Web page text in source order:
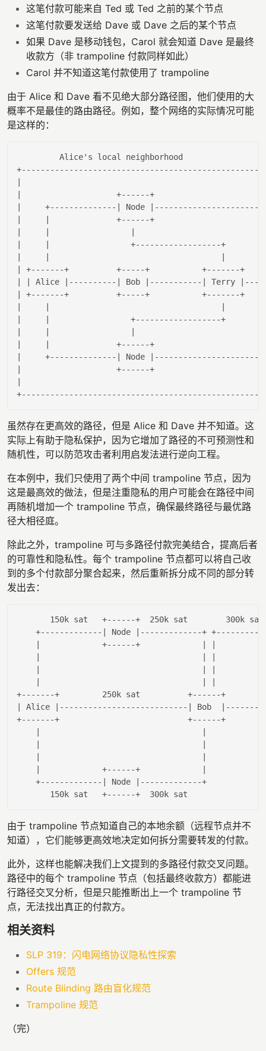
这笔付款可能来自 Ted 或 Ted 之前的某个节点
这笔付款要发送给 Dave 或 Dave 之后的某个节点
如果 Dave 是移动钱包，Carol 就会知道 Dave 是最终
收款方（非 trampoline 付款同样如此）
Carol 并不知道这笔付款使用了 trampoline
由于 Alice 和 Dave 看不见绝大部分路径图，他们使用的大
概率不是最佳的路由路径。例如，整个网络的实际情况可能
是这样的：
         Alice
's local neighborhood
|                                                  |
|                    +------+                      |
|     +--------------|
Node
|     |
              +------+
|
|                 |
|
|                 +------------------+       |
|     |
|       |
| +-------+          +-----+           +-------+   |
| |
Alice |----------| Bob |-----------| Terry
| +-------+          +-----+           +-------+   |
|     |
|       |
|
|                 +------------------+       |
|
|                 |
|     |
              +------+
|     +--------------|
Node |----------------------|
|                    +------+                      |
|                                                  |
虽然存在更高效的路径，但是 Alice 和 Dave 并不知道。这
实际上有助于隐私保护，因为它增加了路径的不可预测性和
随机性，可以防范攻击者利用启发法进行逆向工程。
在本例中，我们只使用了两个中间 trampoline 节点，因为
这是最高效的做法，但是注重隐私的用户可能会在路径中间
再随机增加一个 trampoline 节点，确保最终路径与最优路
径大相径庭。
除此之外，trampoline 可与多路径付款完美结合，提高后者
的可靠性和隐私性。每个 trampoline 节点都可以将自己收
到的多个付款部分聚合起来，然后重新拆分成不同的部分转
发出去：
150k sat   +------+ 250k sat 300k
    +-------------
| Node | -------------+
|             +------+             |
|
|                                  |
|
|                                  |
|
|                                  |
|
+-------+ 250k sat
| Alice | --------------------------- | Bob  |
+-------+                           +------+
|                                  |
|                                  |
|                                  |
|             +------+             |
    +-------------
| Node | -------------+
150k sat   +------+ 300
由于 trampoline 节点知道自己的本地余额（远程节点并不
知道），它们能够更高效地决定如何拆分需要转发的付款。
此外，这样也能解决我们上文提到的多路径付款交叉问题。
路径中的每个 trampoline 节点（包括最终收款方）都能进
行路径交叉分析，但是只能推断出上一个 trampoline 节
点，无法找出真正的付款方。
相关资料
SLP 319：闪电网络协议隐私性探索
Offers 规范
Route Blinding 路由盲化规范
Trampoline 规范
（完）